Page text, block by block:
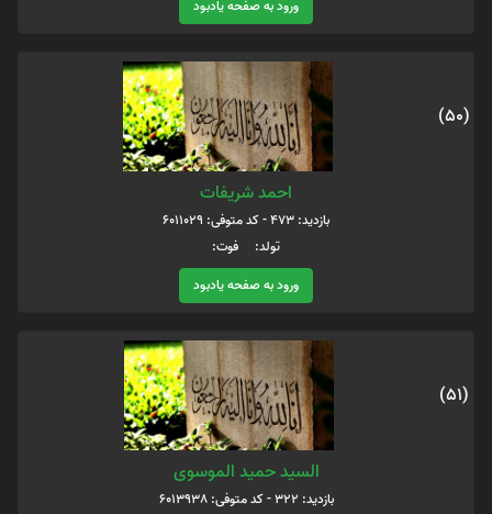
ورود به صفحه یادبود
(50)
احمد شریفات
بازدید: 473 - کد متوفی: 6011029
تولد: فوت:
ورود به صفحه یادبود
(51)
السید حمید الموسوی
بازدید: 322 - کد متوفی: 6013938